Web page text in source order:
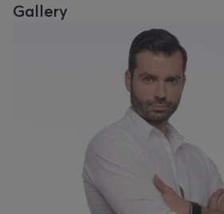
Gallery